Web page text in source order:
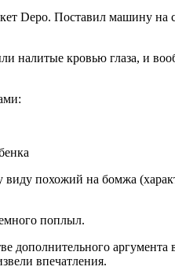
Depo. Поставил машину на
налитые кровью глаза, и
похожий на бомжа
поплыл.
дополнительного
впечатления.